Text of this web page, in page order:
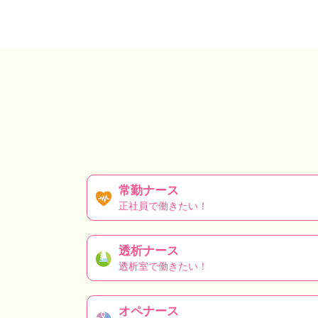
常勤ナース
正社員で働きたい！
透析ナース
透析室で働きたい！
オペナース